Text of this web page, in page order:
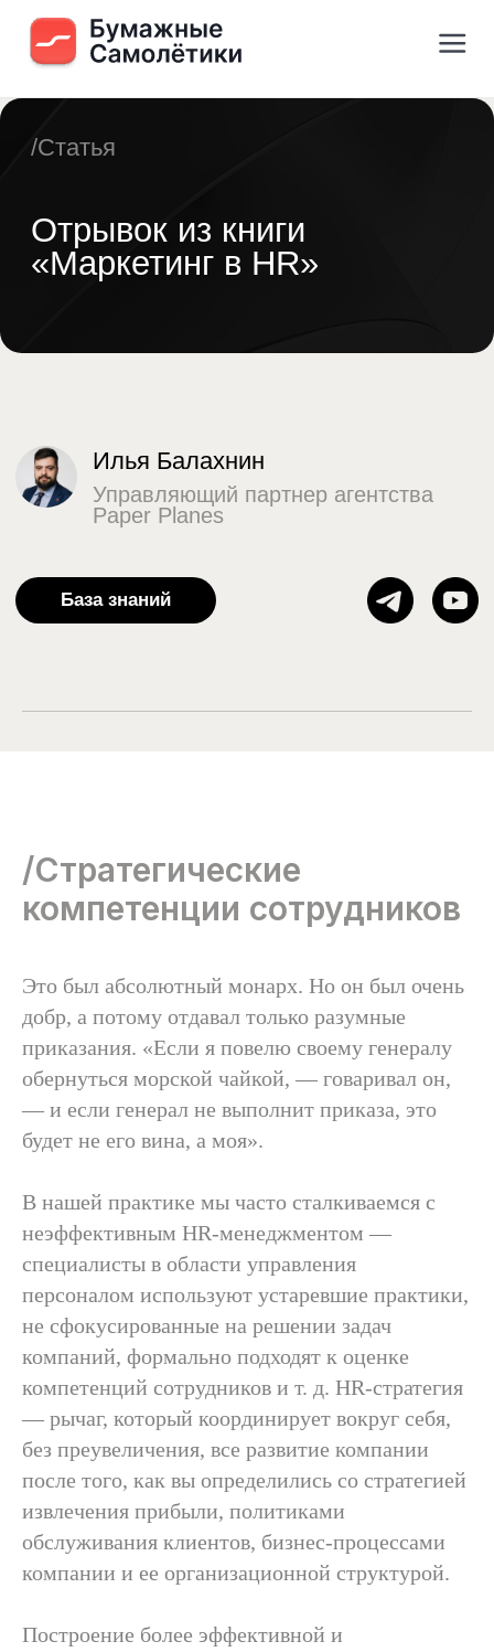
Отрывок из книги
Управляющий партнер агентства
/Стратегические
компетенции сотрудников
Это был абсолютный монарх. Но он был очень
добр, а потому отдавал только разумные
приказания. «Если я повелю своему генералу
обернуться морской чайкой, — говаривал он,
— и если генерал не выполнит приказа, это
будет не его вина, а моя».
В нашей практике мы часто сталкиваемся с
неэффективным HR-менеджментом —
специалисты в области управления
персоналом используют устаревшие практики,
не сфокусированные на решении задач
компаний, формально подходят к оценке
компетенций сотрудников и т. д. HR-стратегия
— рычаг, который координирует вокруг себя,
без преувеличения, все развитие компании
после того, как вы определились со стратегией
извлечения прибыли, политиками
обслуживания клиентов, бизнес-процессами
компании и ее организационной структурой.
Построение более эффективной и